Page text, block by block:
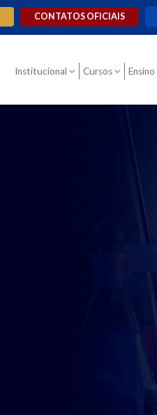
CONTATOS OFICIAIS
Institucional Cursos Ensino